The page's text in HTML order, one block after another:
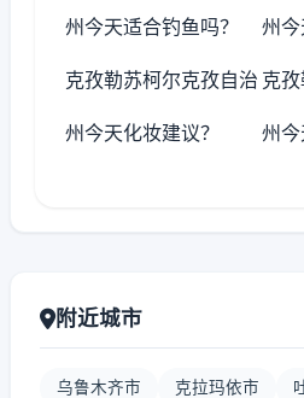
州今天适合钓鱼吗？ 州今
克孜勒苏柯尔克孜自治
州今天化妆建议？
克
州今
附近城市
乌鲁木齐市 克拉玛依市